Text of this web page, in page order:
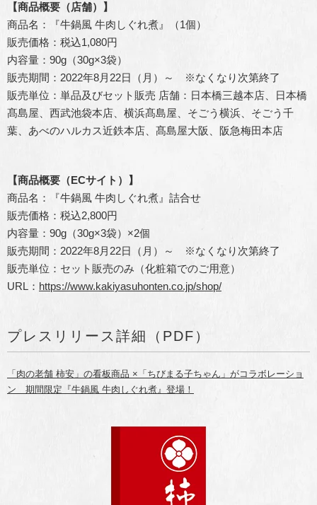
【商品概要（店舗）】
商品名：『牛鍋風 牛肉しぐれ煮』（1個）
販売価格：税込1,080円
内容量：90g（30g×3袋）
販売期間：2022年8月22日（月）～ ※なくなり次第終了
販売単位：単品及びセット販売 店舗：日本橋三越本店、日本橋
髙島屋、西武池袋本店、横浜髙島屋、そごう横浜、そごう千
葉、あべのハルカス近鉄本店、髙島屋大阪、阪急梅田本店
【商品概要（ECサイト）】
商品名：『牛鍋風 牛肉しぐれ煮』詰合せ
販売価格：税込2,800円
内容量：90g（30g×3袋）×2個
販売期間：2022年8月22日（月）～ ※なくなり次第終了
販売単位：セット販売のみ（化粧箱でのご用意）
URL： https://www.kakiyasuhonten.co.jp/shop/
プレスリリース詳細（PDF）
「肉の老舗 柿安」の看板商品 ×「ちびまる子ちゃん」がコラボレーショ
ン 期間限定『牛鍋風 牛肉しぐれ煮』登場！